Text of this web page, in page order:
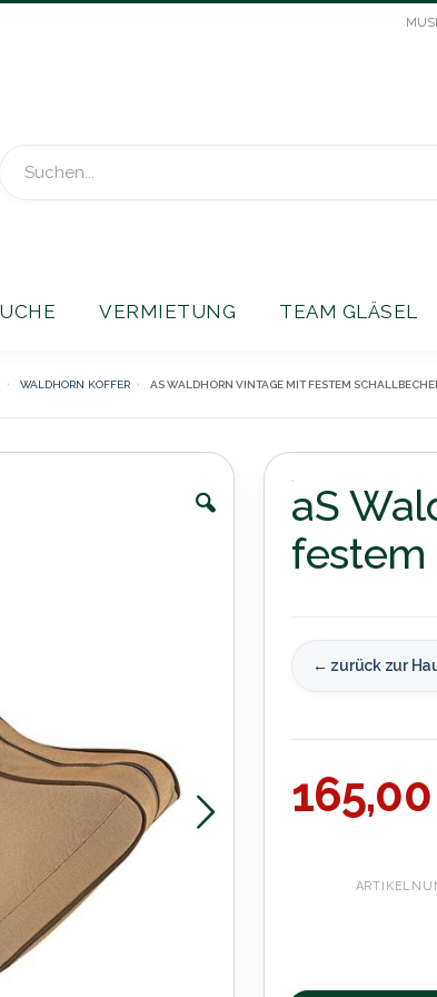
VERMIETUNG TEAM GLÄSEL
WALDHORN KOFFER AS WALDHORN VINTAGE MIT FESTEM
aS
← zurück zur